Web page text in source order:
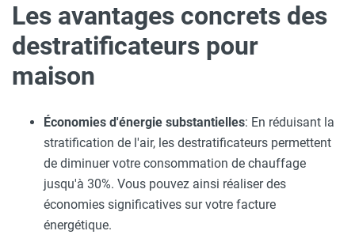
Les avantages concrets des
destratificateurs pour
maison
Économies d'énergie substantielles: En réduisant la
stratification de l'air, les destratificateurs permettent
de diminuer votre consommation de chauffage
jusqu'à 30%. Vous pouvez ainsi réaliser des
économies significatives sur votre facture
énergétique.